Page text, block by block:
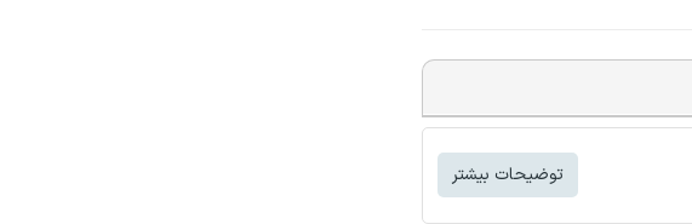
توضیحات بیشتر